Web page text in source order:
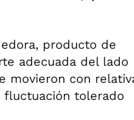
producto de
adecuada del lado
movieron con
tolerado